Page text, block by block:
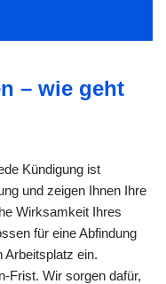
– wie geht
Kündigung ist
und zeigen Ihnen Ihre
Wirksamkeit Ihres
für eine Abfindung
Arbeitsplatz ein.
Frist. Wir sorgen dafür,